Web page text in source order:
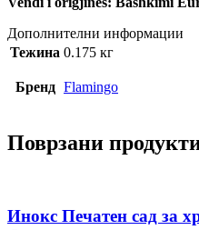
Дополнителни информации
Тежина 0.175 кг
Бренд Flamingo
Поврзани
Инокс Печатен сад за